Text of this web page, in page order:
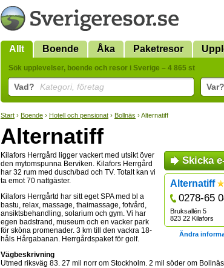
Allt Boende Åka Paketresor
Sök upplevelser, boende och resor i Sverige – 4 865 st
Vad? Kategori, företag Var?
Start › Boende › Hotell och pensionat › Bollnäs › Alternatiff
Alternatiff
Skicka
Alternatiff
0278-65
Bruksallén 5
823 22 Kilafors
Ändra
Kilafors Herrgård ligger vackert med utsikt över
den mytomspunna Berviken. Kilafors Herrgård
har 32 rum med dusch/bad och TV. Totalt kan vi
ta emot 70 nattgäster.
Kilafors Herrgårtd har sitt eget SPA med bl a
bastu, relax, massage, thaimassage, fotvård,
ansiktsbehandling, solarium och gym. Vi har
egen badstrand, museum och en vacker park
för sköna promenader. 3 km till den vackra 18-
håls Hårgabanan. Herrgårdspaket för golf.
Vägbeskrivning
Utmed riksväg 83. 27 mil norr om Stockholm. 2 mil söder om